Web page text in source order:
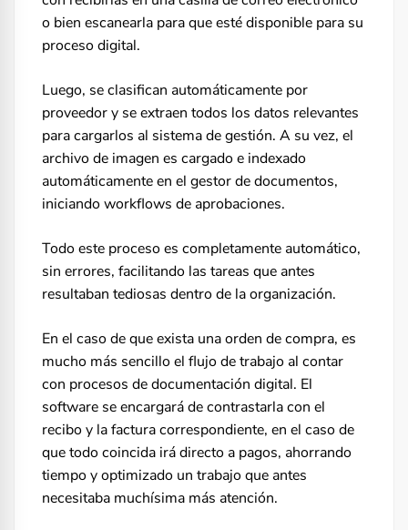
o bien escanearla para que esté disponible para su
proceso digital.
Luego, se clasifican automáticamente por
proveedor y se extraen todos los datos relevantes
para cargarlos al sistema de gestión. A su vez, el
archivo de imagen es cargado e indexado
automáticamente en el gestor de documentos,
iniciando workflows de aprobaciones.
Todo este proceso es completamente automático,
sin errores, facilitando las tareas que antes
resultaban tediosas dentro de la organización.
En el caso de que exista una orden de compra, es
mucho más sencillo el flujo de trabajo al contar
con procesos de documentación digital. El
software se encargará de contrastarla con el
recibo y la factura correspondiente, en el caso de
que todo coincida irá directo a pagos, ahorrando
tiempo y optimizado un trabajo que antes
necesitaba muchísima más atención.